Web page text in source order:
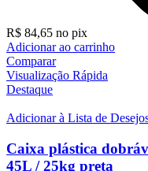
R$ 84,65 no pix
Adicionar ao carrinho
Comparar
Visualização Rápida
Destaque
Adicionar à Lista de
Caixa plástica
45L / 25kg preta